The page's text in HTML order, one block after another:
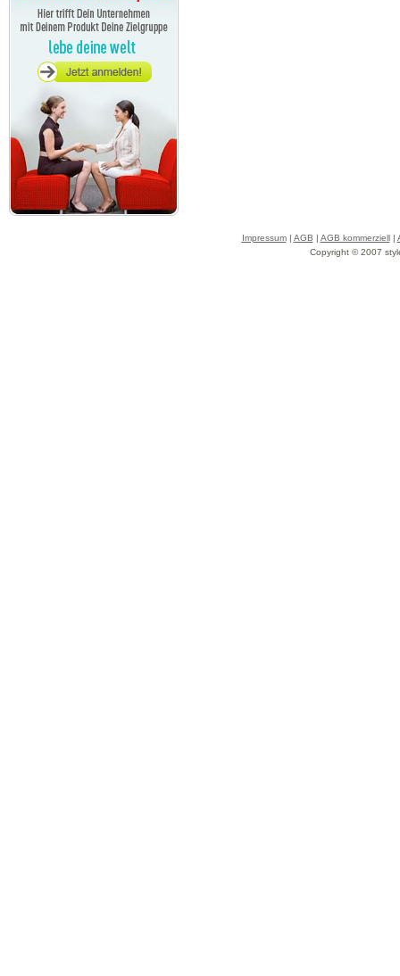
Impressum| AGB | AGB kommerziell|
Copyright © 2007